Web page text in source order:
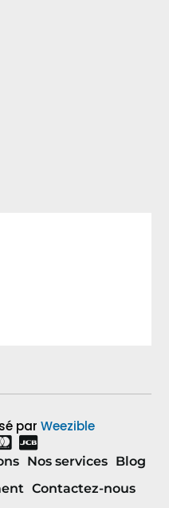
par Weezible
Nos services
Blog
Contactez-nous